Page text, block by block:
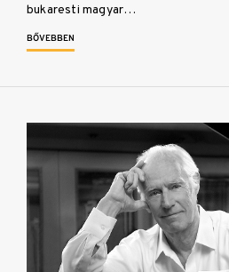
bukaresti magyar…
BŐVEBBEN